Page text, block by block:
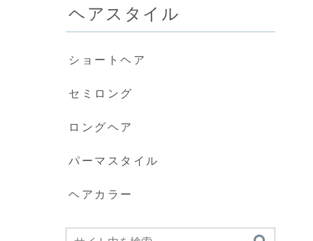
ヘアスタイル
ショートヘア
セミロング
ロングヘア
パーマスタイル
ヘアカラー